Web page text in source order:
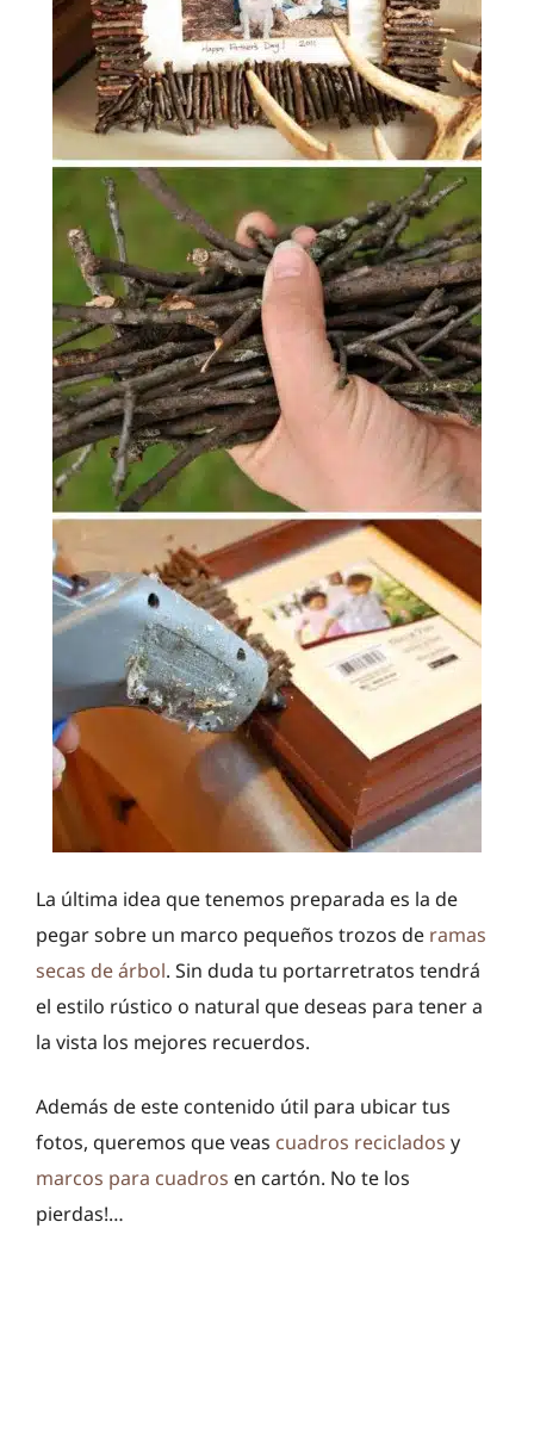
La última idea que tenemos preparada es la de
pegar sobre un marco pequeños trozos de ramas
secas de árbol. Sin duda tu portarretratos tendrá
el estilo rústico o natural que deseas para tener a
la vista los mejores recuerdos.
Además de este contenido útil para ubicar tus
fotos, queremos que veas cuadros reciclados y
marcos para cuadros en cartón. No te los
pierdas!…